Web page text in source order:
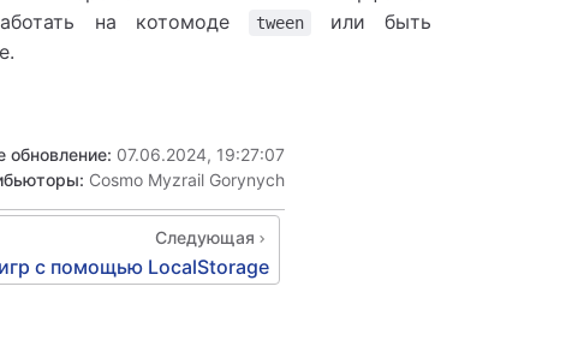
на котомоде
tween
или быть
обновление: 07.06.2024, 19:27:07
Cosmo Myzrail Gorynych
Следующая
с помощью LocalStorage